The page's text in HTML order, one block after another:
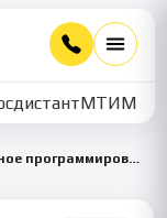
МТИММУ
Введение в серверное программирование на PHP: практические задания